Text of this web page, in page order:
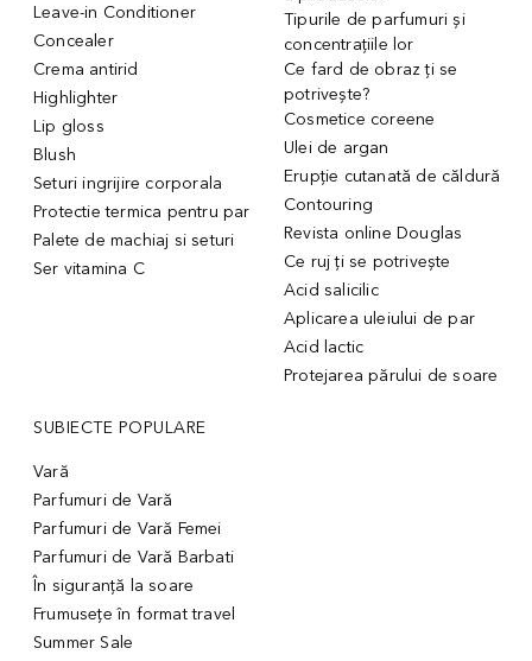
Leave-in Conditioner
Concealer
Crema antirid
Highlighter
Lip gloss
Blush
Seturi ingrijire corporala
Protectie termica pentru par
Palete de machiaj si seturi
Ser vitamina C
Tipurile de parfumuri și
concentrațiile lor
Ce fard de obraz ți se
potrivește?
Cosmetice coreene
Ulei de argan
Erupție cutanată de căldură
Contouring
Revista online Douglas
Ce ruj ți se potrivește
Acid salicilic
Aplicarea uleiului de par
Acid lactic
Protejarea părului de soare
SUBIECTE POPULARE
Vară
Parfumuri de Vară
Parfumuri de Vară Femei
Parfumuri de Vară Barbati
În siguranță la soare
Frumusețe în format travel
Summer Sale